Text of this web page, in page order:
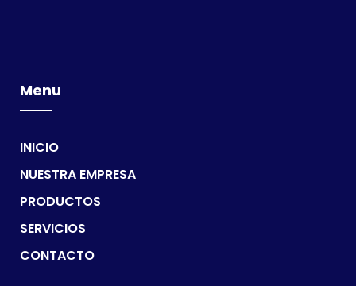
Menu
INICIO
NUESTRA EMPRESA
PRODUCTOS
SERVICIOS
CONTACTO